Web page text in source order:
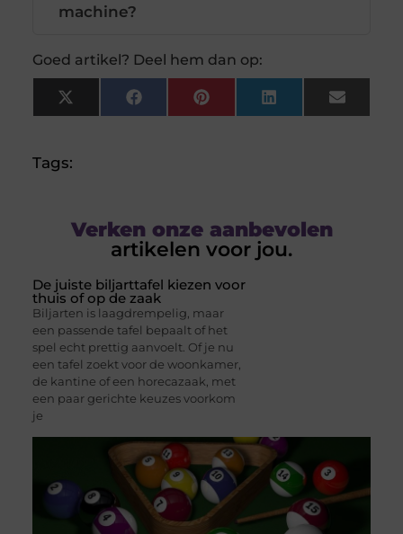
machine?
Goed artikel? Deel hem dan op:
X
(Twitter)
FacebookPinterestLinkedInEmail
Tags:
Verken onze aanbevolen
artikelen voor jou.
De juiste biljarttafel kiezen voor
thuis of op de zaak
Biljarten is laagdrempelig, maar
een passende tafel bepaalt of het
spel echt prettig aanvoelt. Of je nu
een tafel zoekt voor de woonkamer,
de kantine of een horecazaak, met
een paar gerichte keuzes voorkom
je